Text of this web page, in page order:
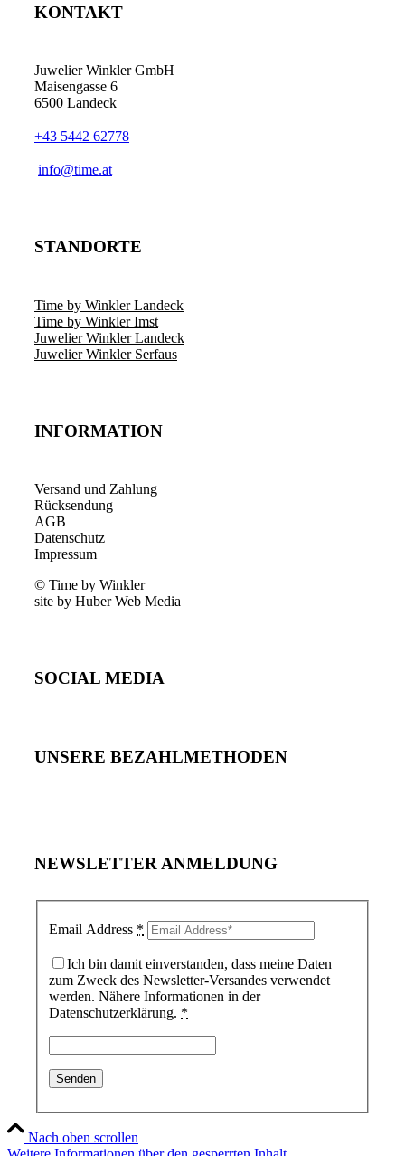
KONTAKT
Juwelier Winkler GmbH
Maisengasse 6
6500 Landeck
+43 5442 62778
info@time.at
STANDORTE
Time by Winkler Landeck
Time by Winkler Imst
Juwelier Winkler Landeck
Juwelier Winkler Serfaus
INFORMATION
Versand und Zahlung
Rücksendung
AGB
Datenschutz
Impressum
© Time by Winkler
site by Huber Web Media
SOCIAL MEDIA
UNSERE BEZAHLMETHODEN
NEWSLETTER ANMELDUNG
Email Address *
Ich bin damit einverstanden, dass meine Daten
zum Zweck des Newsletter-Versandes verwendet
werden. Nähere Informationen in der
Datenschutzerklärung. *
Nach oben scrollen